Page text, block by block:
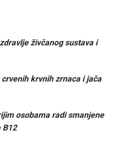
živčanog sustava i
krvnih zrnaca i jača
osobama radi smanjene
B12
B12 POWER 10 bočica, Podržava